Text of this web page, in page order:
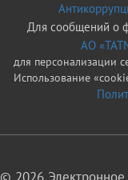
Для сообщений о
АО
для персонализации
Использование